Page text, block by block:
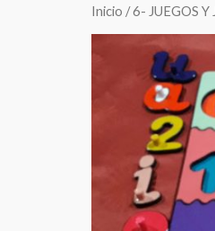
Inicio /6- JUEGOS Y